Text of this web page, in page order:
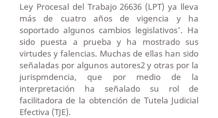
Ley Procesal del Trabajo 26636 (LPT) ya lleva
más de cuatro años de vigencia y ha
soportado algunos cambios legislativos'. Ha
sido puesta a prueba y ha mostrado sus
virtudes y falencias. Muchas de ellas han sido
señaladas por algunos autores2 y otras por la
jurispmdencia, que por medio de la
interpretación ha señalado su rol de
facilitadora de la obtención de Tutela Judicial
Efectiva (TJE).